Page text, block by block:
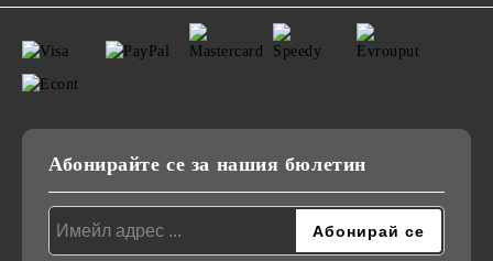
Абонирайте се за нашия бюлетин